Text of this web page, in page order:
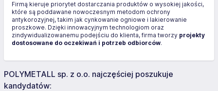
Firmą kieruje priorytet dostarczania produktów o wysokiej jakości,
które są poddawane nowoczesnym metodom ochrony
antykorozyjnej, takim jak cynkowanie ogniowe i lakierowanie
proszkowe. Dzięki innowacyjnym technologiom oraz
zindywidualizowanemu podejściu do klienta, firma tworzy projekty
dostosowane do oczekiwań i potrzeb odbiorców.
POLYMETALL sp. z o.o. najczęściej poszukuje
kandydatów: